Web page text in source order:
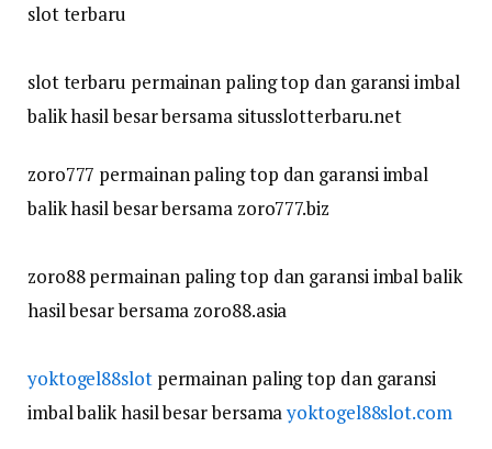
slot terbaru
slot terbaru permainan paling top dan garansi imbal
balik hasil besar bersama situsslotterbaru.net
zoro777 permainan paling top dan garansi imbal
balik hasil besar bersama zoro777.biz
zoro88 permainan paling top dan garansi imbal balik
hasil besar bersama zoro88.asia
yoktogel88slotpermainan paling top dan garansi
imbal balik hasil besar bersamayoktogel88slot.com